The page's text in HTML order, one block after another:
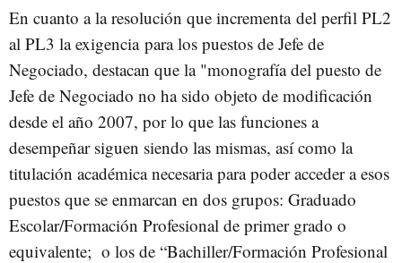
En cuanto a la resolución que incrementa del perfil PL2
al PL3 la exigencia para los puestos de Jefe de
Negociado, destacan que la "monografía del puesto de
Jefe de Negociado no ha sido objeto de modificación
desde el año 2007, por lo que las funciones a
desempeñar siguen siendo las mismas, así como la
titulación académica necesaria para poder acceder a esos
puestos que se enmarcan en dos grupos: Graduado
Escolar/Formación Profesional de primer grado o
equivalente; o los de “Bachiller/Formación Profesional